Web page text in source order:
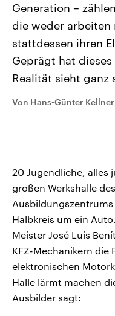
Landtagswahl Sachsen-
2026
Alle Informationen
September 2026 einen
und Kandidaten der
Wahl.
Audio-Archiv
Generation –
die weder
stattdessen ihren
Geprägt hat dieses
Realität sieht ganz
Von Hans-Günter Kellner
20 Jugendliche, alles
großen Werkshalle
Ausbildungszentrums
Halbkreis um ein
Meister José Luis
KFZ-Mechanikern die
elektronischen
Halle lärmt machen
Ausbilder sagt: